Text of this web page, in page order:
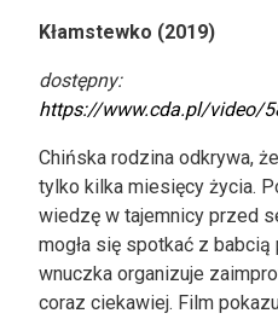
Kłamstewko (2019)
dostępny:
https://www.cda.pl/video/
Chińska rodzina odkrywa,
tylko kilka miesięcy życia.
wiedzę w tajemnicy przed
mogła się spotkać z
wnuczka organizuje
coraz ciekawiej. Film